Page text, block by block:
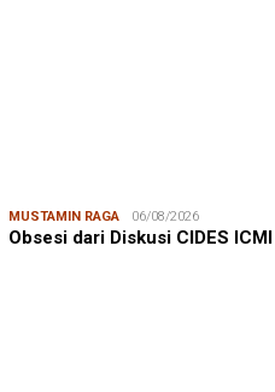
MUSTAMIN RAGA 06/08/2026
Obsesi dari Diskusi CIDES